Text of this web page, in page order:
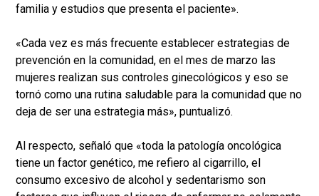
familia y estudios que presenta el paciente».
«Cada vez es más frecuente establecer estrategias de
prevención en la comunidad, en el mes de marzo las
mujeres realizan sus controles ginecológicos y eso se
tornó como una rutina saludable para la comunidad que no
deja de ser una estrategia más», puntualizó.
Al respecto, señaló que «toda la patología oncológica
tiene un factor genético, me refiero al cigarrillo, el
consumo excesivo de alcohol y sedentarismo son